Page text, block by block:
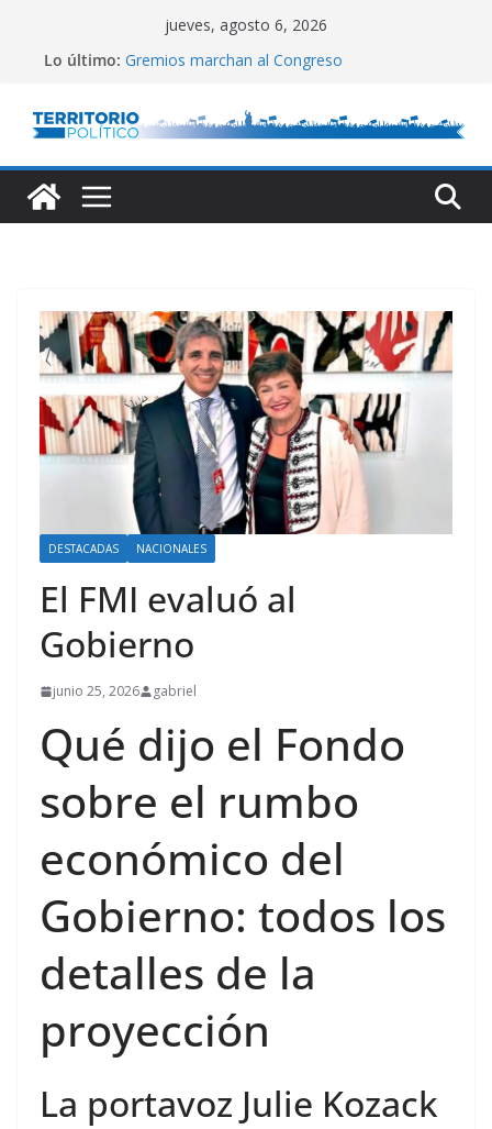
jueves, agosto 6, 2026
Lo último: Gremios marchan al Congreso
Fin al conflicto de puertos
DESTACADAS NACIONALES
El FMI evaluó al
Gobierno
junio 25, 2026 gabriel
Qué dijo el Fondo
sobre el rumbo
económico del
Gobierno: todos los
detalles de la
proyección
La portavoz Julie Kozack